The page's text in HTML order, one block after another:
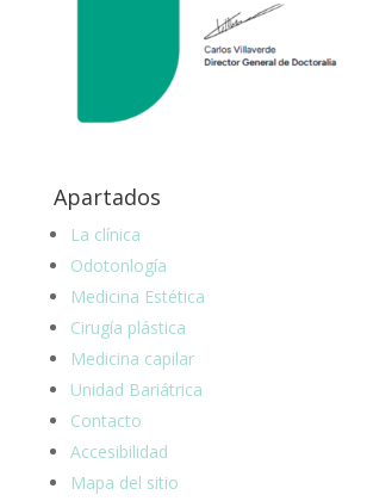
Apartados
La clínica
Odotonlogía
Medicina Estética
Cirugía plástica
Medicina capilar
Unidad Bariátrica
Contacto
Accesibilidad
Mapa del sitio